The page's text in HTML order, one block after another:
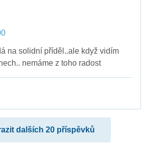
na solidní příděl..ale když vidím
nemáme z toho radost
dalších 20 příspěvků